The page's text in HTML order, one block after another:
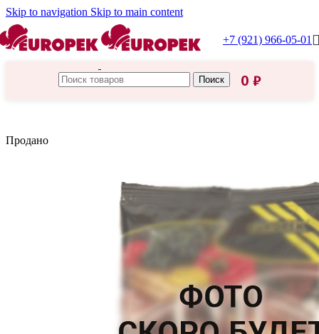
Skip to navigation Skip to main content
+7 (921) 966-05-01
Поиск 0 ₽
Продано